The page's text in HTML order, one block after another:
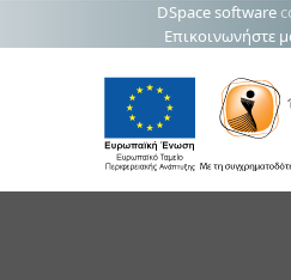
DSpace software
Επικοινωνήστε